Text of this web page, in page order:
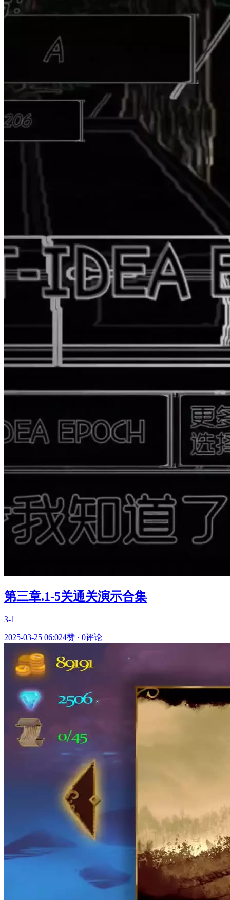
第三章.1-5关通关演示合集
3-1
2025-03-25 06:024赞 · 0评论